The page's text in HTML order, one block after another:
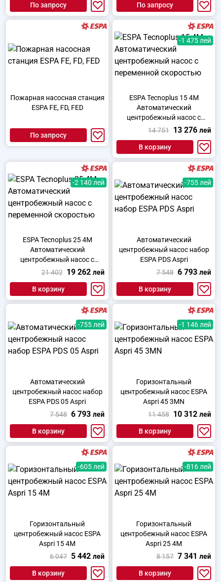
По запросу По запросу
Пожарная насосная станция
ESPA FE, FD, FED
По запросу
-1 475 лей
ESPA Tecnoplus 15 4M
Автоматический
центробежный насос с
переменной скоростью
14 751 13 276 лей
В корзину
-2 140 лей
ESPA Tecnoplus 25 4M
Автоматический
центробежный насос с
переменной скоростью
21 402 19 262 лей
В корзину
-755 лей
Автоматический
центробежный насос набор
ESPA PDS Aspri
7 548 6 793 лей
В корзину
-755 лей
Автоматический
центробежный насос набор
ESPA PDS 05 Aspri
7 548 6 793 лей
В корзину
-1 146 лей
Горизонтальный
центробежный насос ESPA
Aspri 45 3MN
11 458 10 312 лей
В корзину
-605 лей
Горизонтальный
центробежный насос ESPA
Aspri 15 4M
6 047 5 442 лей
В корзину
-816 лей
Горизонтальный
центробежный насос ESPA
Aspri 25 4M
8 157 7 341 лей
В корзину